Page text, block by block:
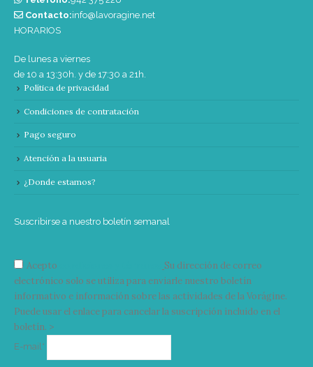
Contacto:info@lavoragine.net
HORARIOS
De lunes a viernes
de 10 a 13:30h. y de 17:30 a 21h.
Política de privacidad
Condiciones de contratación
Pago seguro
Atención a la usuaria
¿Donde estamos?
Suscribirse a nuestro boletín semanal
Acepto
Su dirección de correo
electrónico solo se utiliza para enviarle nuestro boletín
informativo e información sobre las actividades de la Vorágine.
Puede usar el enlace para cancelar la suscripción incluido en el
boletín. >
E-mail*